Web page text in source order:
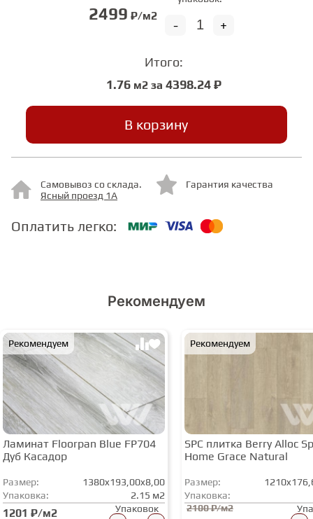
МИНЕРАЛЬНО-КАМЕННЫЙ
ЛАМИНАТ MSPC
ЛАМИНАТ SWF
2499 ₽/м2
+
-
Итого:
1.76м2 за 4398.24 ₽
В корзину
Самовывоз со склада.
Ясный проезд 1А
Гарантия качества
Оплатить легко:
Рекомендуем
Рекомендуем
Ламинат Floorpan Blue FP704
Дуб Касадор
Размер:
1380x193,00x8,00
Упаковка:
2.15 м2
1201 ₽/м2 Упаковок
Рекомендуем
SPC плитка Berry Alloc
Home Grace Natural
Размер:
Упаковка:
2100 ₽/м2